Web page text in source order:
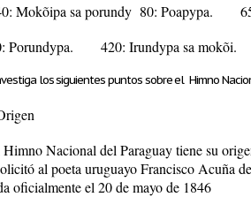
Mokõipa sa porundy 80: Poapypa.
Porundypa. 420: Irundypa sa mokõi.
los siguientes puntos sobre el Himno
Nacional del Paraguay tiene su
al poeta uruguayo Francisco Acuña
oficialmente el 20 de mayo de 1846